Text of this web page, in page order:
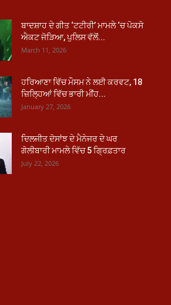
ਬਾਦਸ਼ਾਹ ਦੇ ਗੀਤ ‘ਟਟੀਰੀ’ ਮਾਮਲੇ ‘ਚ ਪੋਕਸੋ
ਐਕਟ ਜੋੜਿਆ, ਪੁਲਿਸ ਵੱਲੋਂ...
March 11, 2026
ਹਰਿਆਣਾ ਵਿੱਚ ਮੌਸਮ ਨੇ ਲਈ ਕਰਵਟ, 18
ਜ਼ਿਲ੍ਹਿਆਂ ਵਿੱਚ ਭਾਰੀ ਮੀਂਹ...
January 27, 2026
ਦਿਲਜੀਤ ਦੋਸਾਂਝ ਦੇ ਮੈਨੇਜਰ ਦੇ ਘਰ
ਗੋਲੀਬਾਰੀ ਮਾਮਲੇ ਵਿੱਚ 5 ਗ੍ਰਿਫ਼ਤਾਰ
July 22, 2026